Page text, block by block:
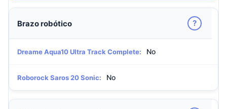
Brazo robótico ?
Dreame Aqua10 Ultra Track Complete: No
Roborock Saros 20 Sonic: No